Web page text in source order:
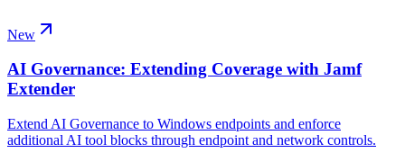
New
AI Governance: Extending Coverage with Jamf
Extender
Extend AI Governance to Windows endpoints and enforce
additional AI tool blocks through endpoint and network controls.